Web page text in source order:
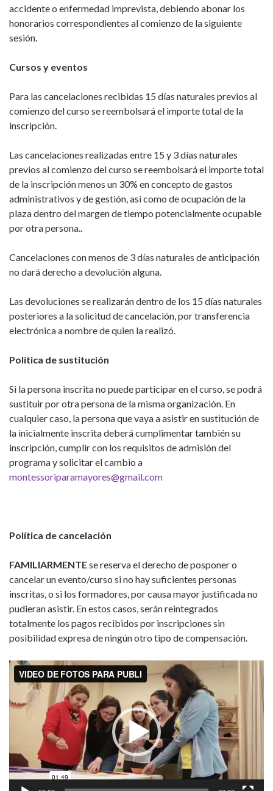
accidente o enfermedad imprevista, debiendo abonar los
honorarios correspondientes al comienzo de la siguiente
sesión.
Cursos y eventos
Para las cancelaciones recibidas 15 días naturales previos al
comienzo del curso se reembolsará el importe total de la
inscripción.
Las cancelaciones realizadas entre 15 y 3 días naturales
previos al comienzo del curso se reembolsará el importe total
de la inscripción menos un 30% en concepto de gastos
administrativos y de gestión, asi como de ocupación de la
plaza dentro del margen de tiempo potencialmente ocupable
por otra persona..
Cancelaciones con menos de 3 días naturales de anticipación
no dará derecho a devolución alguna.
Las devoluciones se realizarán dentro de los 15 días naturales
posteriores a la solicitud de cancelación, por transferencia
electrónica a nombre de quien la realizó.
Política de sustitución
Si la persona inscrita no puede participar en el curso, se podrá
sustituir por otra persona de la misma organización. En
cualquier caso, la persona que vaya a asistir en sustitución de
la inicialmente inscrita deberá cumplimentar también su
inscripción, cumplir con los requisitos de admisión del
programa y solicitar el cambio a
montessoriparamayores@gmail.com
Política de cancelación
FAMILIARMENTEse reserva el derecho de posponer o
cancelar un evento/curso si no hay suficientes personas
inscritas, o si los formadores, por causa mayor justificada no
pudieran asistir. En estos casos, serán reintegrados
totalmente los pagos recibidos por inscripciones sin
posibilidad expresa de ningún otro tipo de compensación.
Reproductor
de
vídeo